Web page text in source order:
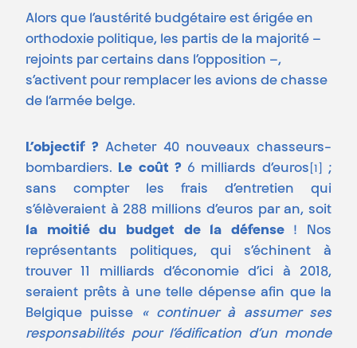
Alors que l’austérité budgétaire est érigée en
orthodoxie politique, les partis de la majorité –
rejoints par certains dans l’opposition –,
s’activent pour remplacer les avions de chasse
de l’armée belge.
L’objectif ?Acheter 40 nouveaux chasseurs-
bombardiers.
Le coût ? 6 milliards d’euros [1]
;
sans compter les frais d’entretien qui
s’élèveraient à 288 millions d’euros par an, soit
la moitié du budget de la défense! Nos
représentants politiques, qui s’échinent à
trouver 11 milliards d’économie d’ici à 2018,
seraient prêts à une telle dépense afin que la
Belgique puisse « continuer à assumer ses
responsabilités pour l’édification d’un monde